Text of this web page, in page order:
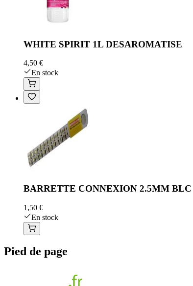
WHITE SPIRIT 1L DESAROMATISE
4,50 €
En stock
BARRETTE CONNEXION 2.5MM BLC
1,50 €
En stock
Pied de page